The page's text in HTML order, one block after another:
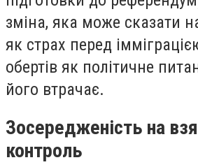
зміна, яка може сказати
як страх перед
обертів як політичне
його втрачає.
Зосередженість на
контроль